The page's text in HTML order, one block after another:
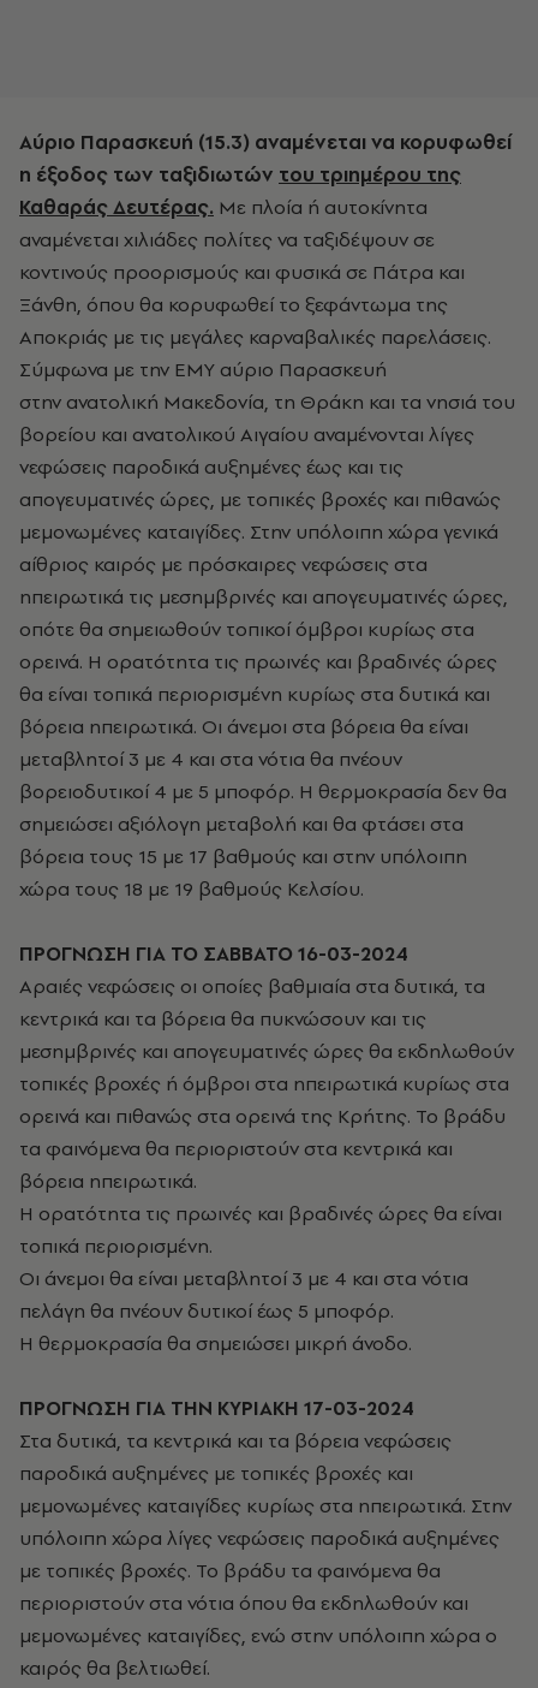
Αύριο Παρασκευή (15.3) αναμένεται να κορυφωθεί
η έξοδος των ταξιδιωτών του τριημέρου της
Καθαράς Δευτέρας. Με πλοία ή αυτοκίνητα
αναμένεται χιλιάδες πολίτες να ταξιδέψουν σε
κοντινούς προορισμούς και φυσικά σε Πάτρα και
Ξάνθη, όπου θα κορυφωθεί το ξεφάντωμα της
Αποκριάς με τις μεγάλες καρναβαλικές παρελάσεις.
Σύμφωνα με την ΕΜΥ αύριο Παρασκευή
στην ανατολική Μακεδονία, τη Θράκη και τα νησιά του
βορείου και ανατολικού Αιγαίου αναμένονται λίγες
νεφώσεις παροδικά αυξημένες έως και τις
απογευματινές ώρες, με τοπικές βροχές και πιθανώς
μεμονωμένες καταιγίδες. Στην υπόλοιπη χώρα γενικά
αίθριος καιρός με πρόσκαιρες νεφώσεις στα
ηπειρωτικά τις μεσημβρινές και απογευματινές ώρες,
οπότε θα σημειωθούν τοπικοί όμβροι κυρίως στα
ορεινά. Η ορατότητα τις πρωινές και βραδινές ώρες
θα είναι τοπικά περιορισμένη κυρίως στα δυτικά και
βόρεια ηπειρωτικά. Οι άνεμοι στα βόρεια θα είναι
μεταβλητοί 3 με 4 και στα νότια θα πνέουν
βορειοδυτικοί 4 με 5 μποφόρ. Η θερμοκρασία δεν θα
σημειώσει αξιόλογη μεταβολή και θα φτάσει στα
βόρεια τους 15 με 17 βαθμούς και στην υπόλοιπη
χώρα τους 18 με 19 βαθμούς Κελσίου.
ΠΡΟΓΝΩΣΗ ΓΙΑ ΤΟ ΣΑΒΒΑΤΟ 16-03-2024
Αραιές νεφώσεις οι οποίες βαθμιαία στα δυτικά, τα
κεντρικά και τα βόρεια θα πυκνώσουν και τις
μεσημβρινές και απογευματινές ώρες θα εκδηλωθούν
τοπικές βροχές ή όμβροι στα ηπειρωτικά κυρίως στα
ορεινά και πιθανώς στα ορεινά της Κρήτης. Το βράδυ
τα φαινόμενα θα περιοριστούν στα κεντρικά και
βόρεια ηπειρωτικά.
Η ορατότητα τις πρωινές και βραδινές ώρες θα είναι
τοπικά περιορισμένη.
Οι άνεμοι θα είναι μεταβλητοί 3 με 4 και στα νότια
πελάγη θα πνέουν δυτικοί έως 5 μποφόρ.
Η θερμοκρασία θα σημειώσει μικρή άνοδο.
ΠΡΟΓΝΩΣΗ ΓΙΑ ΤΗΝ ΚΥΡΙΑΚΗ 17-03-2024
Στα δυτικά, τα κεντρικά και τα βόρεια νεφώσεις
παροδικά αυξημένες με τοπικές βροχές και
μεμονωμένες καταιγίδες κυρίως στα ηπειρωτικά. Στην
υπόλοιπη χώρα λίγες νεφώσεις παροδικά αυξημένες
με τοπικές βροχές. Το βράδυ τα φαινόμενα θα
περιοριστούν στα νότια όπου θα εκδηλωθούν και
μεμονωμένες καταιγίδες, ενώ στην υπόλοιπη χώρα ο
καιρός θα βελτιωθεί.